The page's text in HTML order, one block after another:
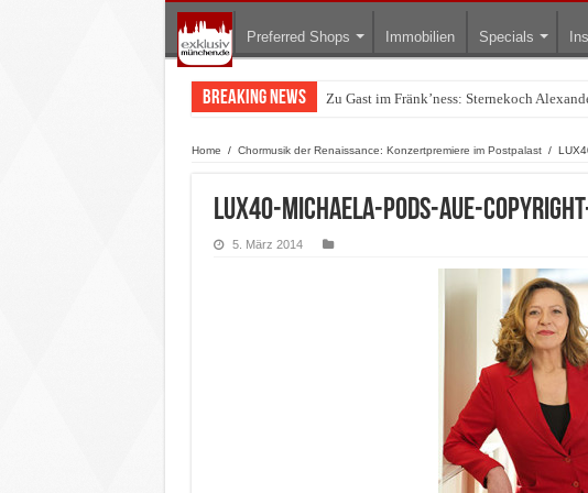
Preferred Shops Immobilien Specials
Breaking News Zu Gast im Fränk’ness: Sternekoch
Home / Chormusik der Renaissance: Konzertpremiere im Postpalast /
LUX40-Michaela-Pods-Aue-
5. März 2014